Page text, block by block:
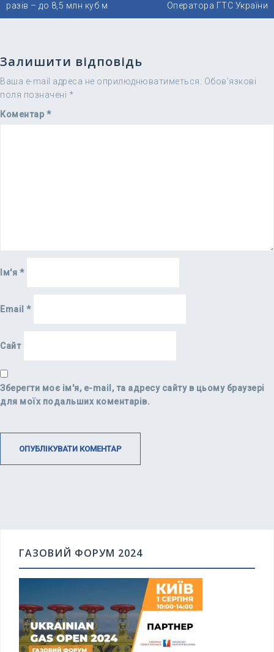
разів – до 8,5 млн куб м
Оператора ГТС України
Залишити відповідь
Ваша e-mail адреса не оприлюднюватиметься.
Обов’язкові
поля позначені *
Коментар *
Ім'я *
Email *
Сайт
Зберегти моє ім'я, e-mail, та адресу сайту в цьому браузері
для моїх подальших коментарів.
ГАЗОВИЙ ФОРУМ 2024